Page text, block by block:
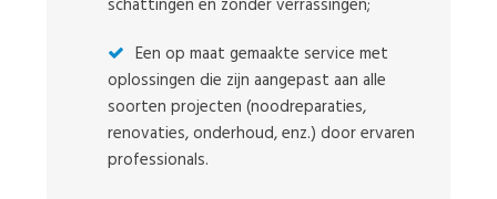
schattingen en zonder verrassingen;
Een op maat gemaakte service met
oplossingen die zijn aangepast aan alle
soorten projecten (noodreparaties,
renovaties, onderhoud, enz.) door ervaren
professionals.